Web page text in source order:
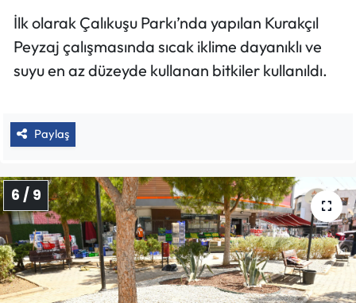
İlk olarak Çalıkuşu Parkı’nda yapılan Kurakçıl
Peyzaj çalışmasında sıcak iklime dayanıklı ve
suyu en az düzeyde kullanan bitkiler kullanıldı.
Paylaş
6 / 9